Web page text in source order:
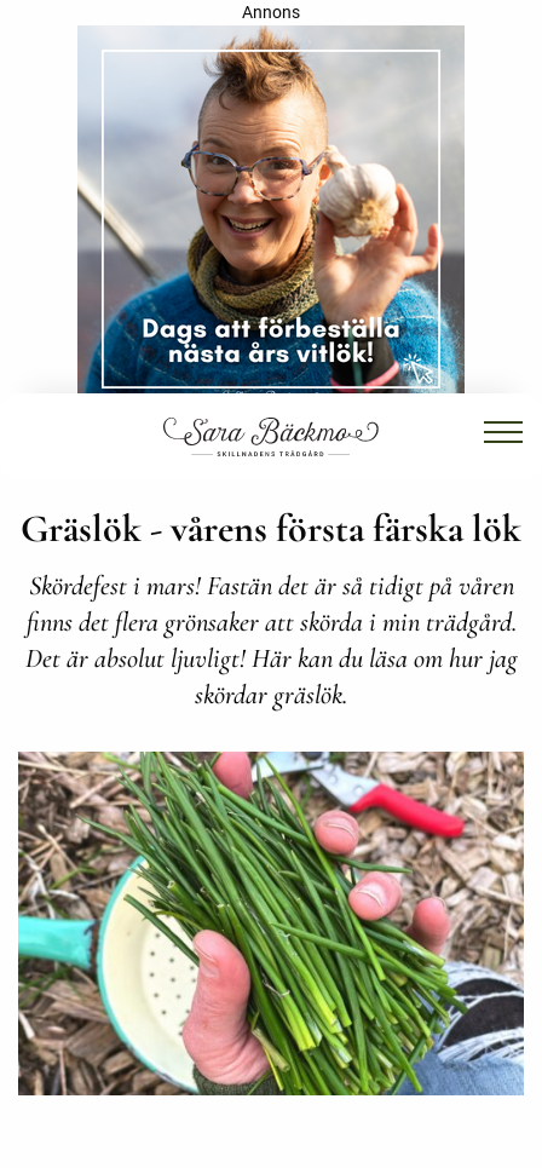
Annons
Gräslök - vårens första färska lök
Skördefest i mars! Fastän det är så tidigt på våren
finns det flera grönsaker att skörda i min trädgård.
Det är absolut ljuvligt! Här kan du läsa om hur jag
skördar gräslök.